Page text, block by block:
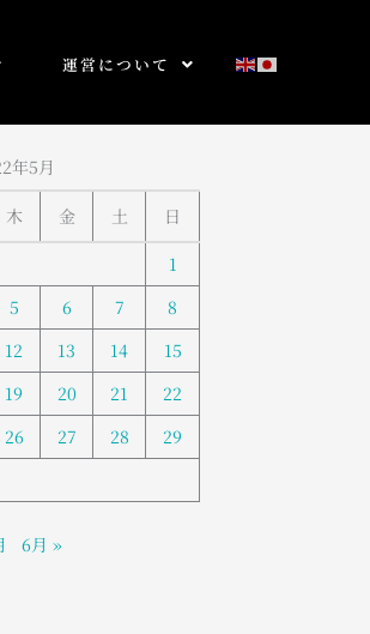
運営について
年5月
木 金 土
日
1
5 6 7
8
12 13 14
15
19 20 21
22
26 27 28
29
6月 »